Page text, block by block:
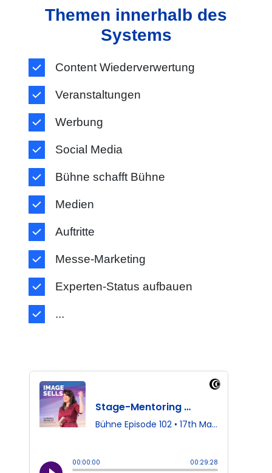
Themen innerhalb des
Systems
Content Wiederverwertung
Veranstaltungen
Werbung
Social Media
Bühne schafft Bühne
Medien
Auftritte
Messe-Marketing
Experten-Status aufbauen
...